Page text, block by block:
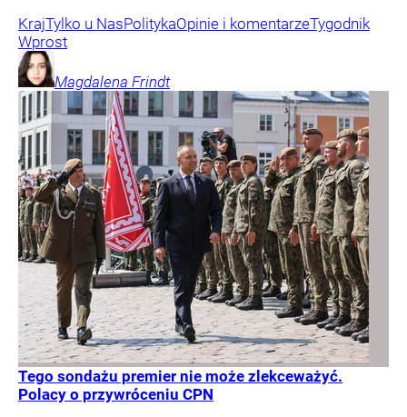
KrajTylko u NasPolitykaOpinie i komentarzeTygodnik
Wprost
Magdalena Frindt
Tego sondażu premier nie może zlekceważyć.
Polacy o przywróceniu CPN